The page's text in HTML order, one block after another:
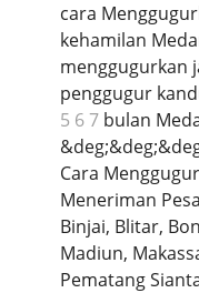
cara
kehamilan
menggugurkan
penggugur
5 6 7bulan
Cara
Meneriman
Binjai, Blitar,
Madiun,
Pematang